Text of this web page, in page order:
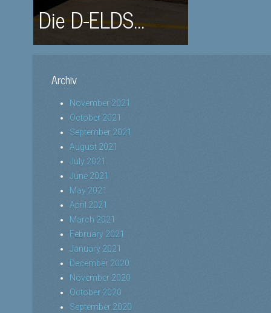
Die D-ELDS...
Archiv
November 2021
October 2021
September 2021
August 2021
July 2021
June 2021
May 2021
April 2021
March 2021
February 2021
January 2021
December 2020
November 2020
October 2020
September 2020